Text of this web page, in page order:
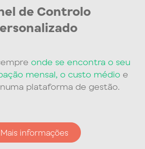
de Controlo
onde se encontra o seu
mensal, o custo médio e
plataforma de gestão.
Mais informações